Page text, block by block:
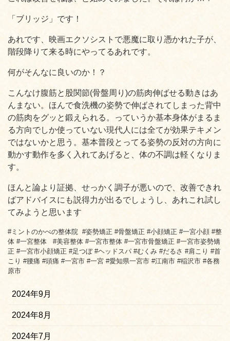
「ブリッジ」です！
あれです、映画エクソシストで悪魔に取り憑かれた子が、
階段降りて来る時にやってるあれです。
何がそんなに良いのか！？
こんなけ腹筋と股関節(骨盤周り)の筋肉伸ばせる動きはあ
んまない。ほんで食洗機の姿勢で伸ばされてしまった背中
の筋肉をグッと鍛えられる。っていうか基本身体がまるま
る方向でしか使っていない現代人には全てが効果テキメン
ではないかと思う。基本普段とってる姿勢の反対の方向に
動かす動作を多く入れてあげると、体の不調は軽くなりま
す。
ほんと論より証拠、せっかく調子が悪いので、改善できれ
ばアドバイスにも説得力が出るでしょうし、あれこれ試し
てみようと思います
#ミントのかべの整体院 #姿勢矯正 #骨盤矯正 #小顔矯正 #一宮小顔 #整
体 #一宮整体 #美容整体 #一宮市整体 #一宮市骨盤矯正 #一宮市姿勢矯
正 #一宮市小顔矯正 #足つぼ #ヘッドスパ #むくみ #だるさ #肩こり #首
こり #腰痛 #頭痛 #一宮市 #一宮 #愛知県一宮市 #江南市 #稲沢市 #各務
原市
2024年9月
2024年8月
2024年7月